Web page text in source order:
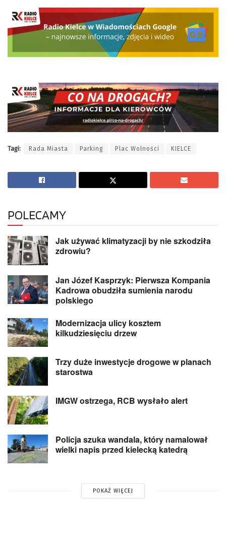
Tagi: Rada Miasta Parking Plac Wolności KIELCE
POLECAMY
Jak używać klimatyzacji by nie szkodziła
zdrowiu?
Jan Józef Kasprzyk: Pierwsza Kompania
Kadrowa obudziła sumienia narodu
polskiego
Modernizacja ulicy kosztem
kilkudziesięciu drzew
Trzy duże inwestycje drogowe w planach
starostwa
IMGW ostrzega, RCB wysłało alert
Policja szuka wandala, który namalował
wielki napis przed kielecką katedrą
POKAŻ WIĘCEJ